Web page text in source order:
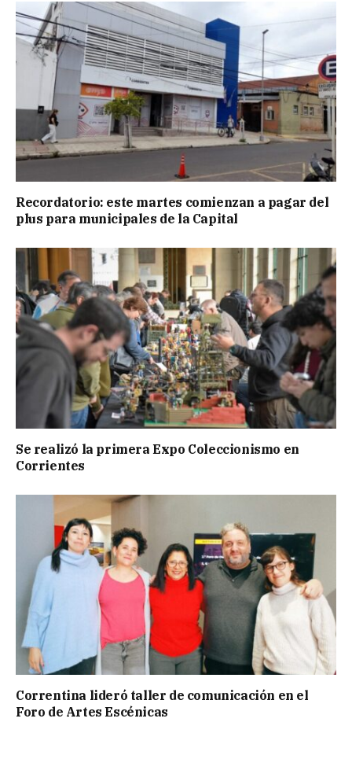
Recordatorio: este martes comienzan a pagar del
plus para municipales de la Capital
Se realizó la primera Expo Coleccionismo en
Corrientes
Correntina lideró taller de comunicación en el
Foro de Artes Escénicas